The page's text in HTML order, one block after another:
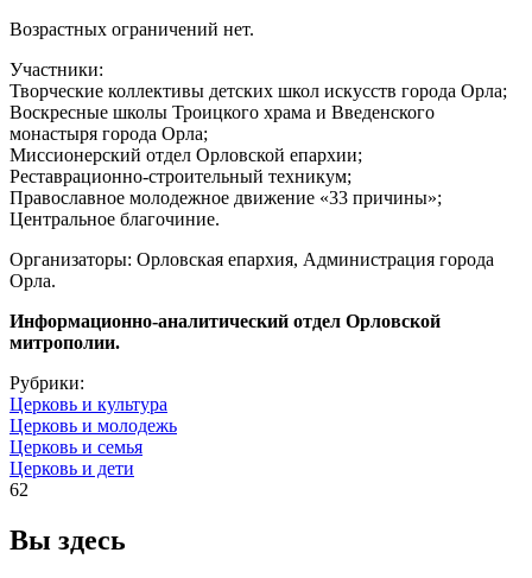
Возрастных ограничений нет.
Участники:
Творческие коллективы детских школ искусств города Орла;
Воскресные школы Троицкого храма и Введенского
монастыря города Орла;
Миссионерский отдел Орловской епархии;
Реставрационно-строительный техникум;
Православное молодежное движение «33 причины»;
Центральное благочиние.
Организаторы: Орловская епархия, Администрация города
Орла.
Информационно-аналитический отдел Орловской
митрополии.
Рубрики:
Церковь и культура
Церковь и молодежь
Церковь и семья
Церковь и дети
62
Вы здесь